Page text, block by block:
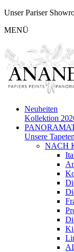
Unser Pariser
MENÜ
Neuheiten
Kollektion
Unsere
NACH